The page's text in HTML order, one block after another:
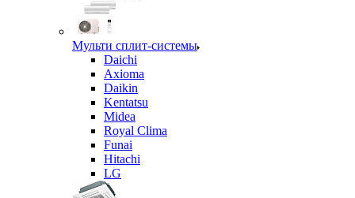
Мульти сплит-системы
Daichi
Axioma
Daikin
Kentatsu
Midea
Royal Clima
Funai
Hitachi
LG